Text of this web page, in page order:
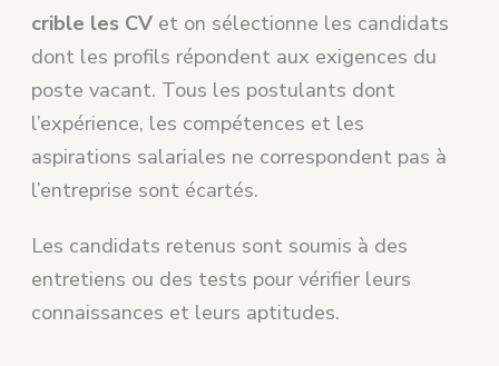
crible les CV et on sélectionne les candidats
dont les profils répondent aux exigences du
poste vacant. Tous les postulants dont
l’expérience, les compétences et les
aspirations salariales ne correspondent pas à
l’entreprise sont écartés.
Les candidats retenus sont soumis à des
entretiens ou des tests pour vérifier leurs
connaissances et leurs aptitudes.